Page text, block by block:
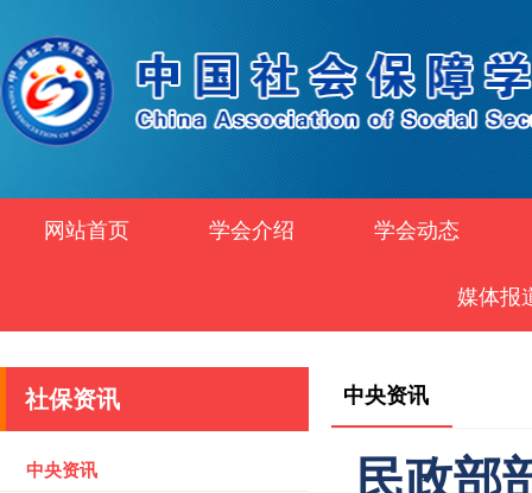
网站首页 学会介绍 学会动态
媒体报
社保资讯
中央资讯
中央资讯
民政部